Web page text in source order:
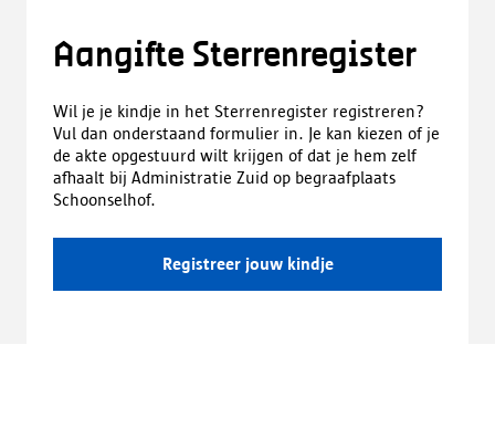
Aangifte Sterrenregister
Wil je je kindje in het Sterrenregister registreren?
Vul dan onderstaand formulier in. Je kan kiezen of je
de akte opgestuurd wilt krijgen of dat je hem zelf
afhaalt bij Administratie Zuid op begraafplaats
Schoonselhof.
Registreer jouw kindje